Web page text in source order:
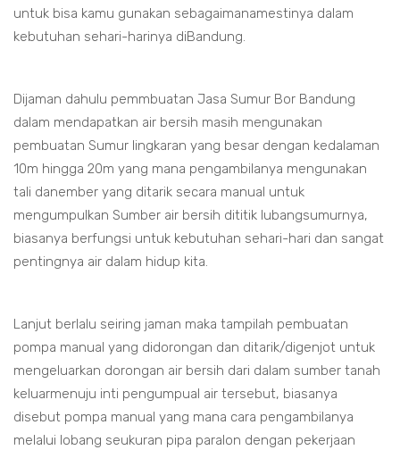
untuk bisa kamu gunakan sebagaimanamestinya dalam
kebutuhan sehari-harinya diBandung.
Dijaman dahulu pemmbuatan Jasa Sumur Bor Bandung
dalam mendapatkan air bersih masih mengunakan
pembuatan Sumur lingkaran yang besar dengan kedalaman
10m hingga 20m yang mana pengambilanya mengunakan
tali danember yang ditarik secara manual untuk
mengumpulkan Sumber air bersih dititik lubangsumurnya,
biasanya berfungsi untuk kebutuhan sehari-hari dan sangat
pentingnya air dalam hidup kita.
Lanjut berlalu seiring jaman maka tampilah pembuatan
pompa manual yang didorongan dan ditarik/digenjot untuk
mengeluarkan dorongan air bersih dari dalam sumber tanah
keluarmenuju inti pengumpual air tersebut, biasanya
disebut pompa manual yang mana cara pengambilanya
melalui lobang seukuran pipa paralon dengan pekerjaan